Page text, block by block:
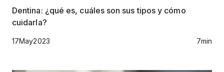
Dentina: ¿qué es, cuáles son sus tipos y cómo
cuidarla?
17May2023 7min